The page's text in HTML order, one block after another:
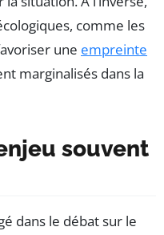
comme les
une empreinte
marginalisés dans la
souvent
dans le débat sur le